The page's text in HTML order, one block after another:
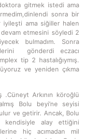
gitmek istedi ama
sonra bir
ama siğiller halen
etmesini söyledi 2
bulmadım. Sonra
gönderdi eczacı
tip 2 hastalığıymış.
ve yeniden çıkma
Arkının köroğlü
Bolu beyi’ne seyisi
ve getirir. Ancak, Bolu
kendisiyle alay ettiğini
hiç acımadan mil